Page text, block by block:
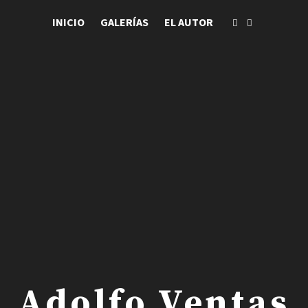
INICIO GALERÍAS EL AUTOR